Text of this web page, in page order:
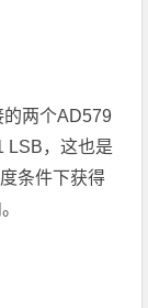
两个AD579
LSB，这也是
条件下获得